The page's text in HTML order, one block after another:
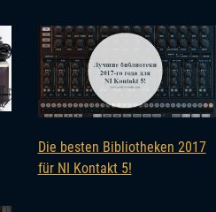
Die besten Bibliotheken 2017
für NI Kontakt 5!